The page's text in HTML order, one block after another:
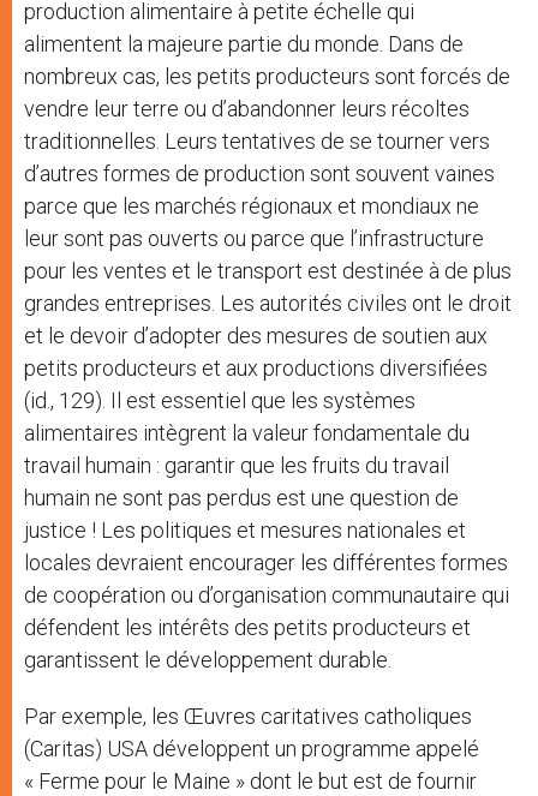
production alimentaire à petite échelle qui
alimentent la majeure partie du monde. Dans de
nombreux cas, les petits producteurs sont forcés de
vendre leur terre ou d’abandonner leurs récoltes
traditionnelles. Leurs tentatives de se tourner vers
d’autres formes de production sont souvent vaines
parce que les marchés régionaux et mondiaux ne
leur sont pas ouverts ou parce que l’infrastructure
pour les ventes et le transport est destinée à de plus
grandes entreprises. Les autorités civiles ont le droit
et le devoir d’adopter des mesures de soutien aux
petits producteurs et aux productions diversifiées
(id., 129). Il est essentiel que les systèmes
alimentaires intègrent la valeur fondamentale du
travail humain : garantir que les fruits du travail
humain ne sont pas perdus est une question de
justice ! Les politiques et mesures nationales et
locales devraient encourager les différentes formes
de coopération ou d’organisation communautaire qui
défendent les intérêts des petits producteurs et
garantissent le développement durable.
Par exemple, les Œuvres caritatives catholiques
(Caritas) USA développent un programme appelé
« Ferme pour le Maine » dont le but est de fournir